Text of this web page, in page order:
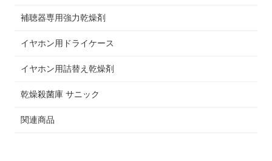
補聴器専用強力乾燥剤
イヤホン用ドライケース
イヤホン用詰替え乾燥剤
乾燥殺菌庫 サニック
関連商品